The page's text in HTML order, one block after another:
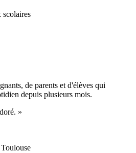
scolaires
de parents et d'élèves qui
depuis plusieurs mois.
»